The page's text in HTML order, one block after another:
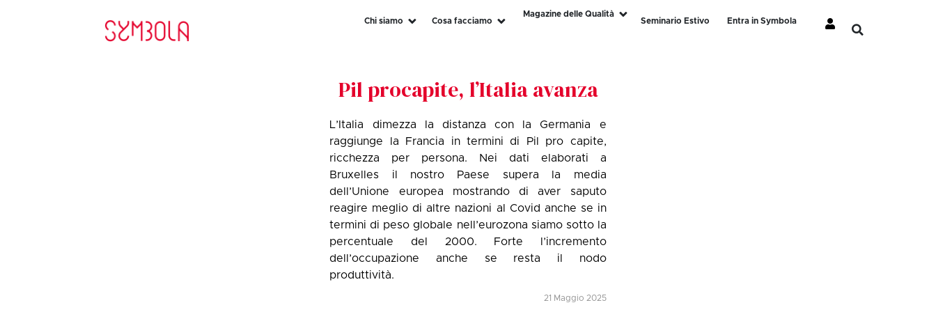
Chi siamo Cosa facciamo
Magazine delle Qualità
Seminario Estivo
Entra in Symbola
Pil procapite, l’Italia avanza
L’Italia dimezza la distanza con la Germania e
raggiunge la Francia in termini di Pil pro capite,
ricchezza per persona. Nei dati elaborati a
Bruxelles il nostro Paese supera la media
dell’Unione europea mostrando di aver saputo
reagire meglio di altre nazioni al Covid anche se in
termini di peso globale nell’eurozona siamo sotto la
percentuale del 2000. Forte l’incremento
dell’occupazione anche se resta il nodo
produttività.
21 Maggio 2025